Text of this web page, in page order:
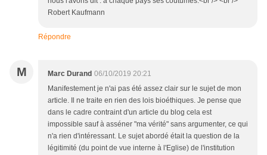
Robert Kaufmann
Répondre
M Marc Durand 06/10/2019 20:21
Manifestement je n'ai pas été assez clair sur le sujet de mon
article. Il ne traite en rien des lois bioéthiques. Je pense que
dans le cadre contraint d'un article du blog cela est
impossible sauf à asséner "ma vérité" sans argumenter, ce qui
n'a rien d'intéressant. Le sujet abordé était la question de la
légitimité (du point de vue interne à l'Eglise) de l'institution